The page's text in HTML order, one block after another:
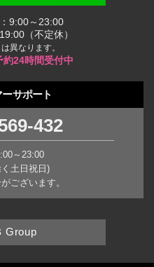
9:00～23:00
（不定休）
異なります。
24時間受付中
サポート
432
～23:00
土日祝日)
ございます。
Group